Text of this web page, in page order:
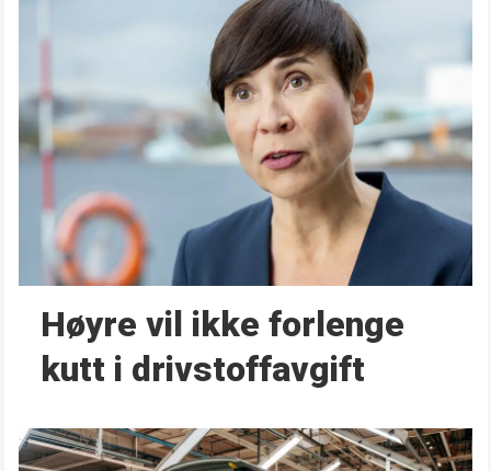
Høyre vil ikke forlenge
kutt i drivstoffavgift